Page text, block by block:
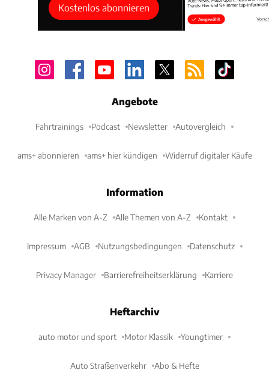
Kostenlos abonnieren
Angebote
Fahrtrainings Podcast Newsletter Autovergleich
ams+ abonnieren ams+ hier kündigen Widerruf digitaler Käufe
Information
Alle Marken von A-Z Alle Themen von A-Z Kontakt
Impressum AGB Nutzungsbedingungen Datenschutz
Privacy Manager Barrierefreiheitserklärung Karriere
Heftarchiv
auto motor und sport Motor Klassik Youngtimer
Auto Straßenverkehr Abo & Hefte